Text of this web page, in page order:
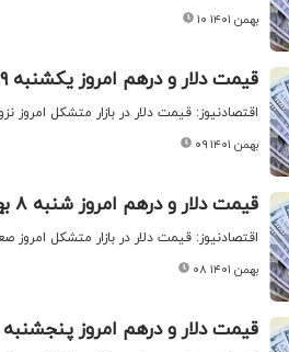
۱۰ بهمن ۱۴۰۱
قیمت دلار و درهم امروز یکشنبه ۹ بهمن ۱۴۰۱
اقتصادنیوز: قیمت دلار در بازار متشکل امروز
۰۹ بهمن ۱۴۰۱
قیمت دلار و درهم امروز شنبه ۸ بهمن ۱۴۰۱
اقتصادنیوز: قیمت دلار در بازار متشکل امروز
۰۸ بهمن ۱۴۰۱
قیمت دلار و درهم امروز پنجشنبه ۶ بهمن ۱۴۰۱